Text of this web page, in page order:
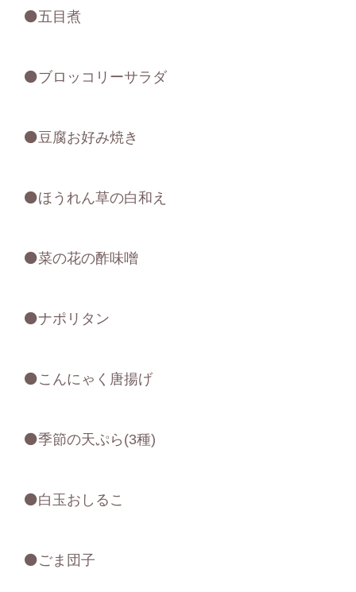
⚫五目煮
⚫ブロッコリーサラダ
⚫豆腐お好み焼き
⚫ほうれん草の白和え
⚫菜の花の酢味噌
⚫ナポリタン
⚫こんにゃく唐揚げ
⚫季節の天ぷら(3種)
⚫白玉おしるこ
⚫ごま団子